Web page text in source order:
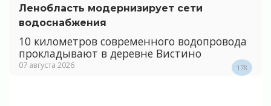
Ленобласть модернизирует сети
водоснабжения
10 километров современного водопровода
прокладывают в деревне Вистино
07 августа 2026 178